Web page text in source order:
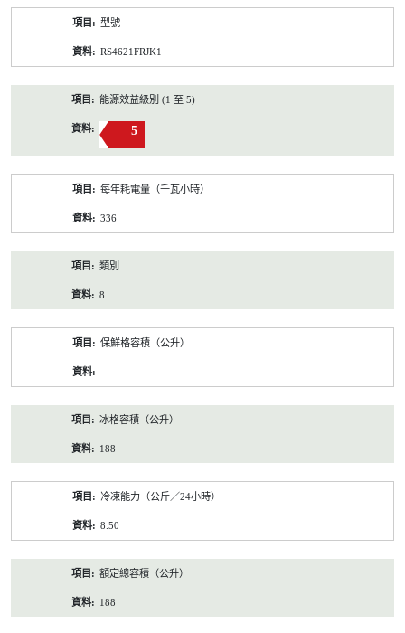
型號
RS4621FRJK1
能源效益級別 (1 至 5)
5
每年耗電量（千瓦小時）
336
類別
8
保鮮格容積（公升）
—
冰格容積（公升）
188
冷凍能力（公斤／24小時）
8.50
額定總容積（公升）
188